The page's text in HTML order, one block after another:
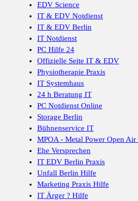
EDV Science
IT & EDV Notdienst
IT & EDV Berlin
IT Notdienst
PC Hilfe 24
Offizielle Seite IT & EDV
Physiotherapie Praxis
IT Systemhaus
24 h Beratung IT
PC Notdienst Online
Storage Berlin
Bühnenservice IT
MPOA - Metal Power Open
Ehe Versprechen
IT EDV Berlin Praxis
Unfall Berlin Hilfe
Marketing Praxis Hilfe
IT Ärger ? Hilfe